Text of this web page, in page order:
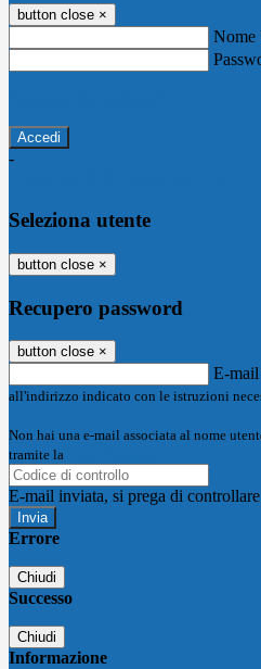
button close ×
Nome
-
Seleziona utente
button close ×
Recupero password
button close ×
E-mail
all'indirizzo indicato con le istruzioni
Non hai una e-mail associata al nome
tramite la
E-mail inviata, si prega di
Errore
Chiudi
Successo
Chiudi
Informazione